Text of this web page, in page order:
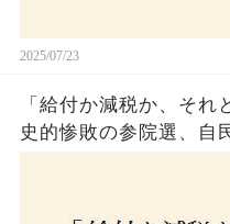
2025/07/23
「給付か減税か、そ
史的惨敗の参院選、自